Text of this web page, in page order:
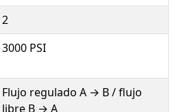
2
3000 PSI
Flujo regulado A → B / flujo
libre B → A